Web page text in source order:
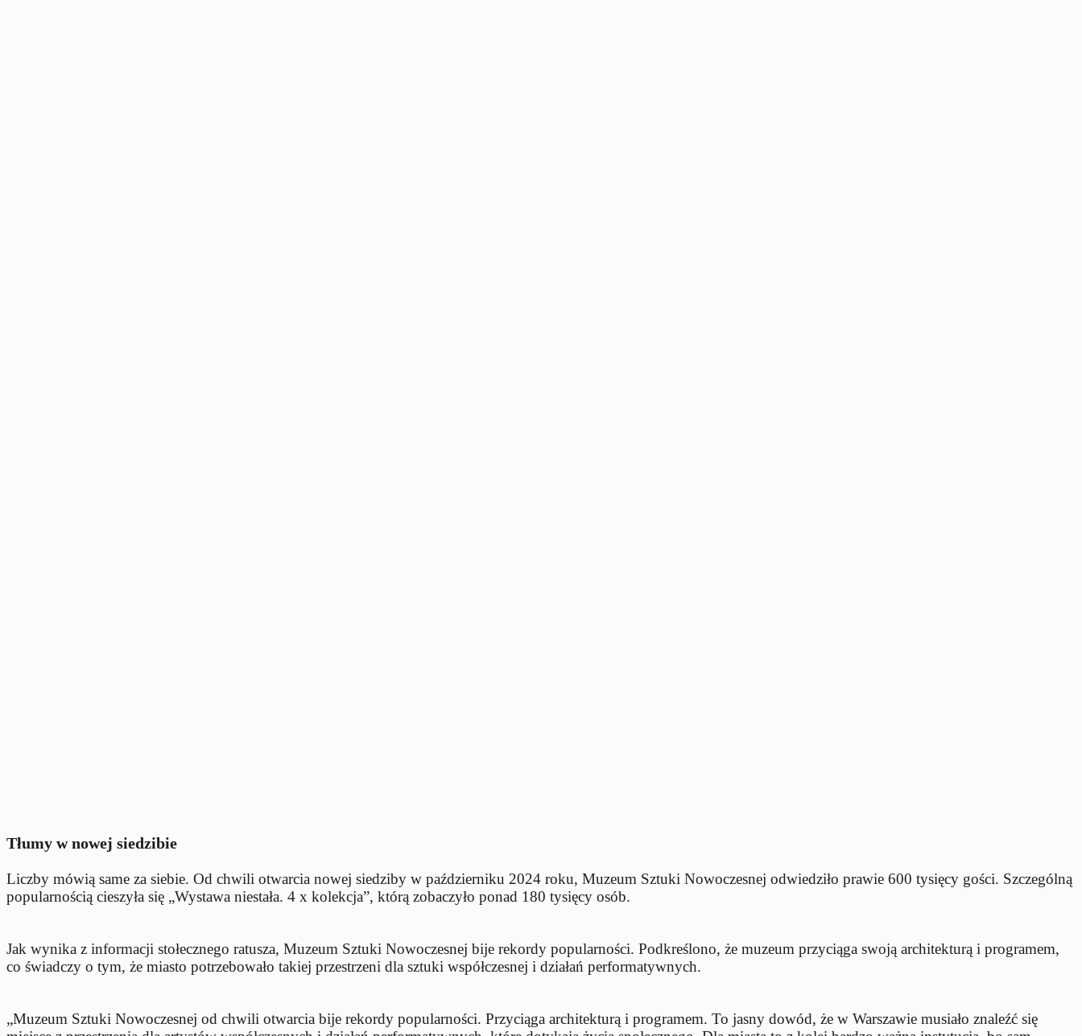
Tłumy w nowej siedzibie
Liczby mówią same za siebie. Od chwili otwarcia nowej siedziby w październiku 2024 roku, Muzeum Sztuki Nowoczesnej odwiedziło prawie 600 tysięcy gości. Szczególną
popularnością cieszyła się „Wystawa niestała. 4 x kolekcja”, którą zobaczyło ponad 180 tysięcy osób.
Jak wynika z informacji stołecznego ratusza, Muzeum Sztuki Nowoczesnej bije rekordy popularności. Podkreślono, że muzeum przyciąga swoją architekturą i programem,
co świadczy o tym, że miasto potrzebowało takiej przestrzeni dla sztuki współczesnej i działań performatywnych.
„Muzeum Sztuki Nowoczesnej od chwili otwarcia bije rekordy popularności. Przyciąga architekturą i programem. To jasny dowód, że w Warszawie musiało znaleźć się